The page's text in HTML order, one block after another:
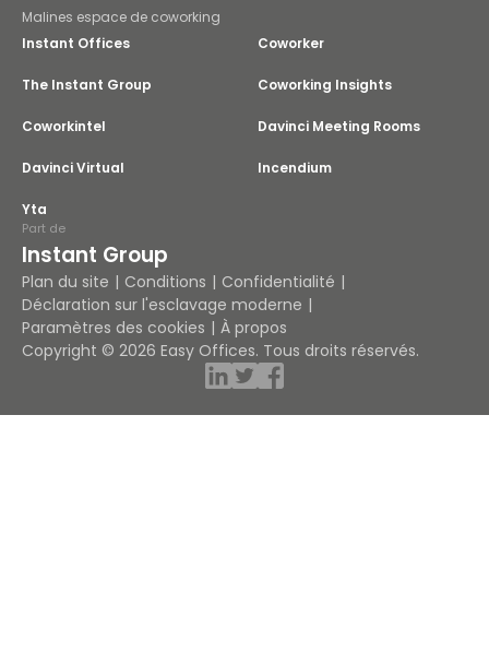
Malines espace de coworking
Instant Offices Coworker
The Instant Group Coworking Insights
Coworkintel Davinci Meeting Rooms
Davinci Virtual Incendium
Yta
Part de
Instant Group
Plan du site Conditions
Confidentialité
Déclaration sur l'esclavage moderne
Paramètres des cookies
À propos
Copyright © 2026 Easy Offices. Tous droits réservés.